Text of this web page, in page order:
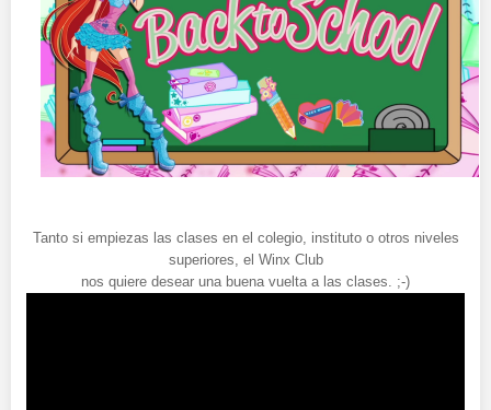
Tanto si empiezas las clases en el colegio, instituto o otros niveles
superiores, el Winx Club
nos quiere desear una buena vuelta a las clases. ;-)